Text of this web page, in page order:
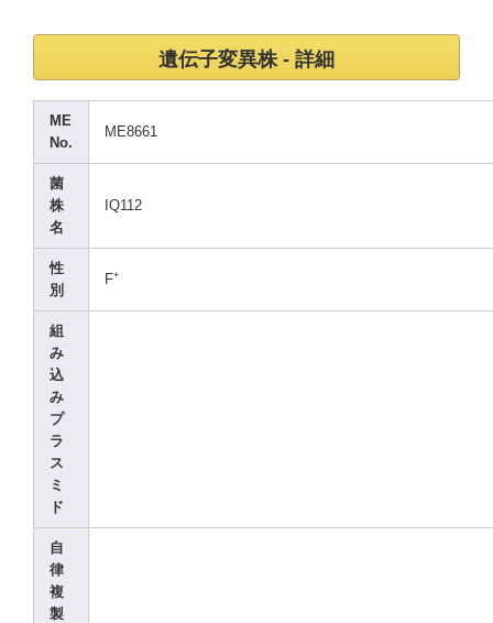
遺伝子変異株 - 詳細
ME
No.
ME8661
菌
株
名
IQ112
性
別
F+
組
み
込
み
プ
ラ
ス
ミ
ド
自
律
複
製